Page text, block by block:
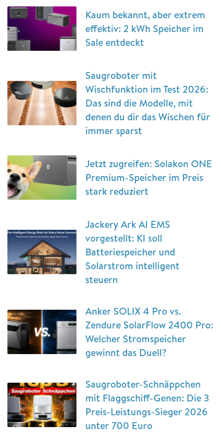
Kaum bekannt, aber extrem
effektiv: 2 kWh Speicher im
Sale entdeckt
Saugroboter mit
Wischfunktion im Test 2026:
Das sind die Modelle, mit
denen du dir das Wischen für
immer sparst
Jetzt zugreifen: Solakon ONE
Premium-Speicher im Preis
stark reduziert
Jackery Ark AI EMS
vorgestellt: KI soll
Batteriespeicher und
Solarstrom intelligent
steuern
Anker SOLIX 4 Pro vs.
Zendure SolarFlow 2400 Pro:
Welcher Stromspeicher
gewinnt das Duell?
Saugroboter-Schnäppchen
mit Flaggschiff-Genen: Die 3
Preis-Leistungs-Sieger 2026
unter 700 Euro